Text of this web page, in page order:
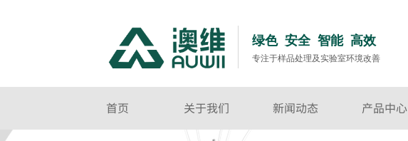
绿色 安全 智能 高效
专注于样品处理及实验室环境改善
首页 关于我们 新闻动态 产品中心